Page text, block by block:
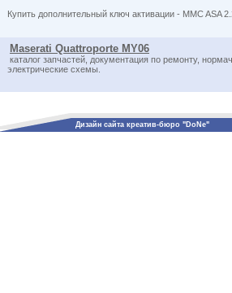
Купить дополнительный ключ активации - MMC ASA
Maserati Quattroporte MY06
каталог запчастей, документация по ремонту,
электрические схемы.
Дизайн сайта креатив-бюро "DoNe"